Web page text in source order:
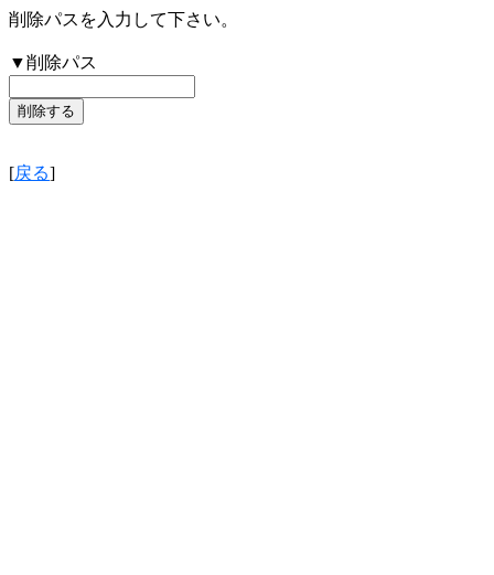
削除パスを入力して下さい。
▼削除パス
[戻る]